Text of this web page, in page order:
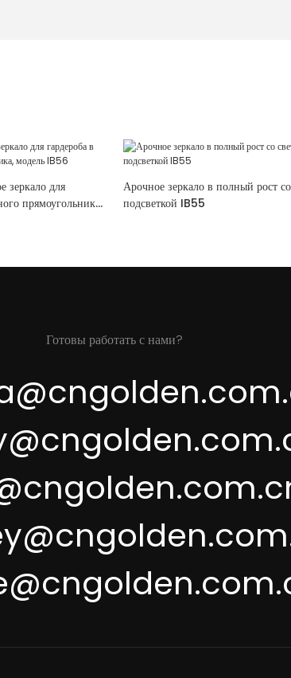
зеркало для
прямоугольника,
Арочное зеркало в полный рост
подсветкой IB55
Готовы работать с нами?